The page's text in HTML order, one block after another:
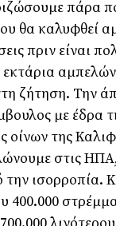
πάρα
θα καλυφθεί
πριν είναι
ζήτηση. Την
με έδρα
οίνων της
στις
ισορροπία.
400.000